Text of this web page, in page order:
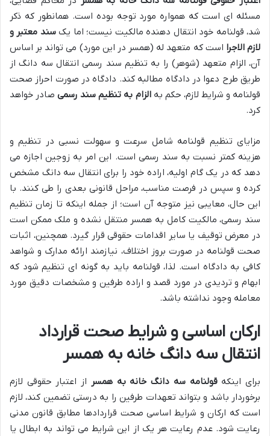
مسئله ای است که همواره مورد توجه بوده است. همانطور که ذکر
شد، قولنامه خود انتقال دهنده مالکیت نیست؛ اما یکسند معتبر و
لازم الاجرا است که متعهد له (همسر در این مورد) می تواند بر اساس
آن، الزام متعهد (شوهر) را به تنظیم سند رسمی انتقال سه دانگ از
طریق طرح دعوا در دادگاه مطالبه کند. دادگاه در صورت احراز صحت
قولنامه و شرایط لازم، حکم بهالزام به تنظیم سند رسمیصادر خواهد
کرد.
مزایای تنظیم قولنامه شامل سرعت و سهولت نسبی در تنظیم و
هزینه کمتر نسبت به سند رسمی است. این امر به زوجین اجازه می
دهد که در یک گام اولیه، اراده خود را برای انتقال سه دانگ مشخص
کرده و سپس در فرصت مناسب، مراحل قانونی بعدی را طی کنند. با
این حال، معایبی نیز متوجه آن است؛ از جمله اینکه تا زمان تنظیم
سند رسمی، مالکیت کامل به همسر منتقل نشده و ملک ممکن است
در معرض توقیف یا سایر اقدامات حقوقی قرار گیرد. همچنین، اثبات
صحت قولنامه در صورت بروز اختلاف، نیازمند ارائه مدارک و شواهد
کافی به دادگاه است. لذا، قولنامه باید به گونه ای تنظیم شود که
ابهام و تردیدی در مورد قصد و اراده طرفین و مشخصات دقیق مورد
معامله وجود نداشته باشد.
ارکان اساسی و شرایط صحت قرارداد
انتقال سه دانگ خانه به همسر
برای اینکهقولنامه سه دانگ خانه به همسر از اعتبار حقوقی لازم
برخوردار باشد و بتواند تعهدات طرفین را به درستی تضمین کند، لازم
است که ارکان و شرایط اساسی صحت قراردادها مطابق قانون مدنی
رعایت شود. عدم رعایت هر یک از این شرایط می تواند به ابطال یا